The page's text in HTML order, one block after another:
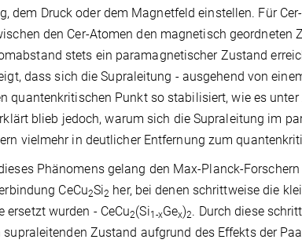
dem Druck oder dem Magnetfeld einstellen. Für
den Cer-Atomen den magnetisch
stets ein paramagnetischer Zustand
dass sich die Supraleitung - ausgehend von
quantenkritischen Punkt so stabilisiert, wie es
blieb jedoch, warum sich die Supraleitung im
vielmehr in deutlicher Entfernung zum
Phänomens gelang den Max-Planck-
CeCu2Si2 her, bei denen schrittweise die
ersetzt wurden - CeCu2(Si1-xGex)2. Durch diese
Zustand aufgrund des Effekts der